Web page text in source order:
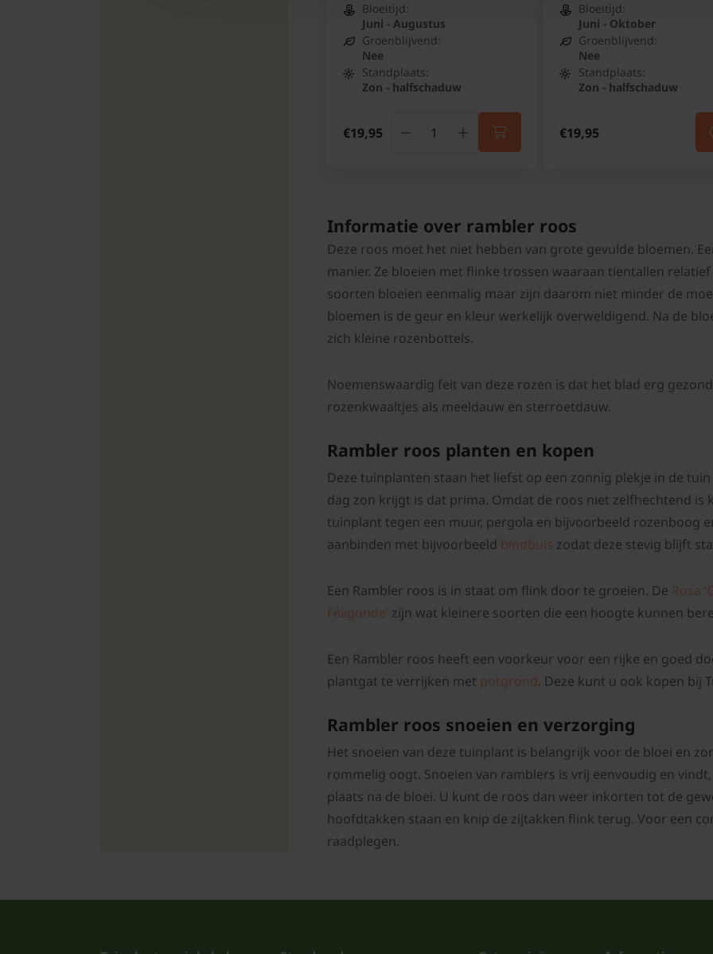
Bloeitijd:
Juni - Augustus
Groenblijvend:
Nee
Standplaats:
Zon - halfschaduw
€19,95
Bloeitijd:
Juni - Oktober
Groenblijvend:
Nee
Standplaats:
Zon - halfschaduw
€19,95
Informatie over rambler roos
Deze roos moet het niet hebben van grote gevulde bloemen.
manier. Ze bloeien met flinke trossen waaraan tientallen
soorten bloeien eenmalig maar zijn daarom niet minder de
bloemen is de geur en kleur werkelijk overweldigend. Na de
zich kleine rozenbottels.
Noemenswaardig feit van deze rozen is dat het blad erg
rozenkwaaltjes als meeldauw en sterroetdauw.
Rambler roos planten en kopen
Deze tuinplanten staan het liefst op een zonnig plekje in de
dag zon krijgt is dat prima. Omdat de roos niet zelfhechtend is
tuinplant tegen een muur, pergola en bijvoorbeeld rozenboog
aanbinden met bijvoorbeeld bindbuis zodat deze stevig blijft
Een Rambler roos is in staat om flink door te groeien. De Rosa
Féligonde’ zijn wat kleinere soorten die een hoogte kunnen
Een Rambler roos heeft een voorkeur voor een rijke en goed
plantgat te verrijken met potgrond. Deze kunt u ook kopen bij
Rambler roos snoeien en verzorging
Het snoeien van deze tuinplant is belangrijk voor de bloei en
rommelig oogt. Snoeien van ramblers is vrij eenvoudig en
plaats na de bloei. U kunt de roos dan weer inkorten tot de
hoofdtakken staan en knip de zijtakken flink terug. Voor een
raadplegen.